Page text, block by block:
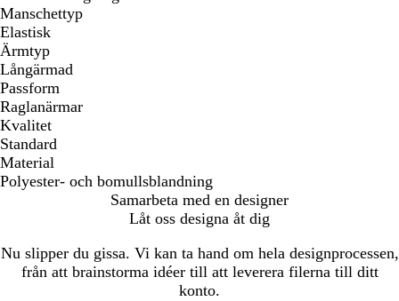
Manschettyp
Elastisk
Ärmtyp
Långärmad
Passform
Raglanärmar
Kvalitet
Standard
Material
Polyester- och bomullsblandning
Samarbeta med en designer
Låt oss designa åt dig
Nu slipper du gissa. Vi kan ta hand om hela designprocessen,
från att brainstorma idéer till att leverera filerna till ditt
konto.